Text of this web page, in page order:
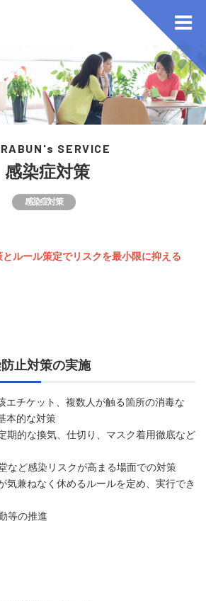
SERVICE
感染症対策
感染症対策
ルール策定でリスクを最小限に抑える
止対策の実施
エチケット、複数人が触る箇所の消毒な
本的な対策
期的な換気、仕切り、マスク着用徹底など
など感染リスクが高まる場面での対策
気兼ねなく休めるルールを定め、実行でき
等の推進